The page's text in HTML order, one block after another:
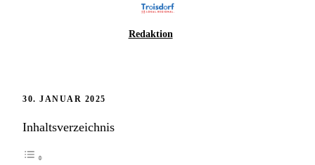
Redaktion
30. JANUAR 2025
Inhaltsverzeichnis